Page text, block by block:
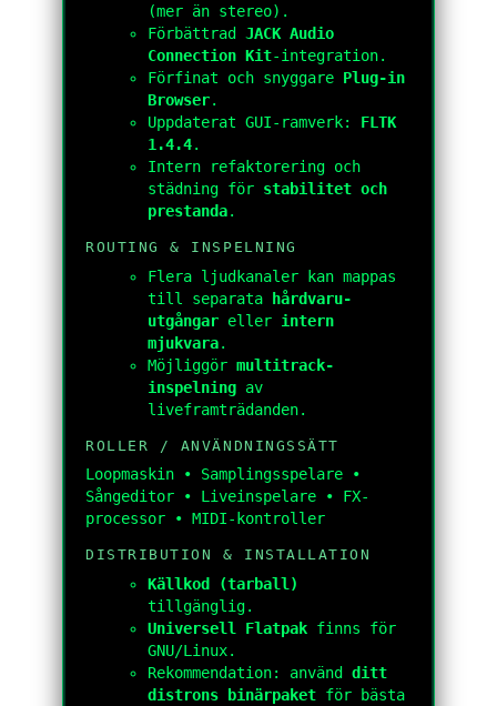
(mer än stereo).
Förbättrad JACK Audio
Connection Kit-integration.
Förfinat och snyggare Plug-in
Browser.
Uppdaterat GUI-ramverk: FLTK
1.4.4.
Intern refaktorering och
städning för stabilitet och
prestanda.
ROUTING & INSPELNING
Flera ljudkanaler kan mappas
till separata
hårdvaru-
utgångar eller intern
mjukvara.
Möjliggör multitrack-
inspelning av
liveframträdanden.
ROLLER / ANVÄNDNINGSSÄTT
Loopmaskin • Samplingsspelare •
Sångeditor • Liveinspelare • FX-
processor • MIDI-kontroller
DISTRIBUTION & INSTALLATION
Källkod (tarball)
tillgänglig.
Universell Flatpak finns för
GNU/Linux.
Rekommendation: använd ditt
distrons binärpaket för bästa